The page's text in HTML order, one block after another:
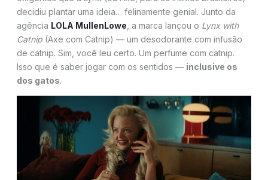
decidiu plantar uma ideia… felinamente genial. Junto da
agência LOLA MullenLowe , a marca lançou o Lynx with
Catnip(Axe com Catnip) — um desodorante com infusão
de catnip. Sim, você leu certo. Um perfume com catnip.
Isso que é saber jogar com os sentidos — inclusive os
dos gatos.